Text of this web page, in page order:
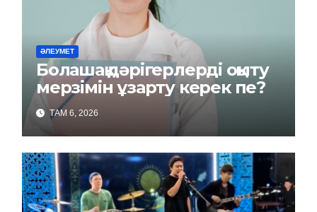
ӘЛЕУМЕТ
Болашақ дәрігерлерді оқыту
мерзімін ұзарту керек пе?
ТАМ 6, 2026